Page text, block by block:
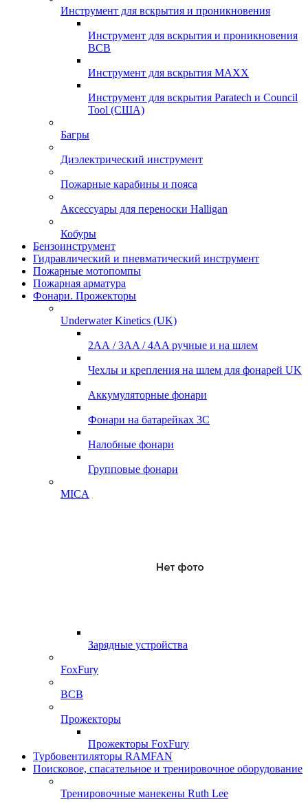
Инструмент для вскрытия и проникновения
Инструмент для вскрытия и проникновения
ВСВ
Инструмент для вскрытия MAXX
Инструмент для вскрытия Paratech и Council
Tool (США)
Багры
Диэлектрический инструмент
Пожарные карабины и пояса
Аксессуары для переноски Halligan
Кобуры
Бензоинструмент
Гидравлический и пневматический инструмент
Пожарные мотопомпы
Пожарная арматура
Фонари. Прожекторы
Underwater Kinetics (UK)
2АА / 3AA / 4AA ручные и на шлем
Чехлы и крепления на шлем для фонарей UK
Аккумуляторные фонари
Фонари на батарейках 3С
Налобные фонари
Групповые фонари
MICA
Зарядные устройства
FoxFury
ВСВ
Прожекторы
Прожекторы FoxFury
Турбовентиляторы RAMFAN
Поисковое, спасательное и тренировочное оборудование
Тренировочные манекены Ruth Lee